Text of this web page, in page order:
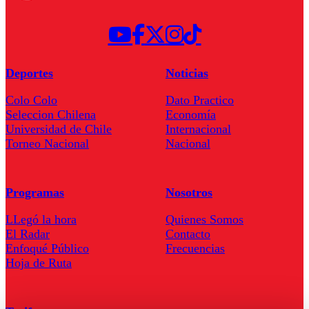
Deportes
Colo Colo
Seleccion Chilena
Universidad de Chile
Torneo Nacional
Noticias
Dato Practico
Economía
Internacional
Nacional
Programas
LLegó la hora
El Radar
Enfoqué Público
Hoja de Ruta
Nosotros
Quienes Somos
Contacto
Frecuencias